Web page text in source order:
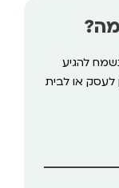
להגיע
לעסק או לבית